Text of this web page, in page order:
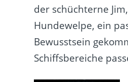
der schüchterne
Hundewelpe, ein
Bewusstsein
Schiffsbereiche